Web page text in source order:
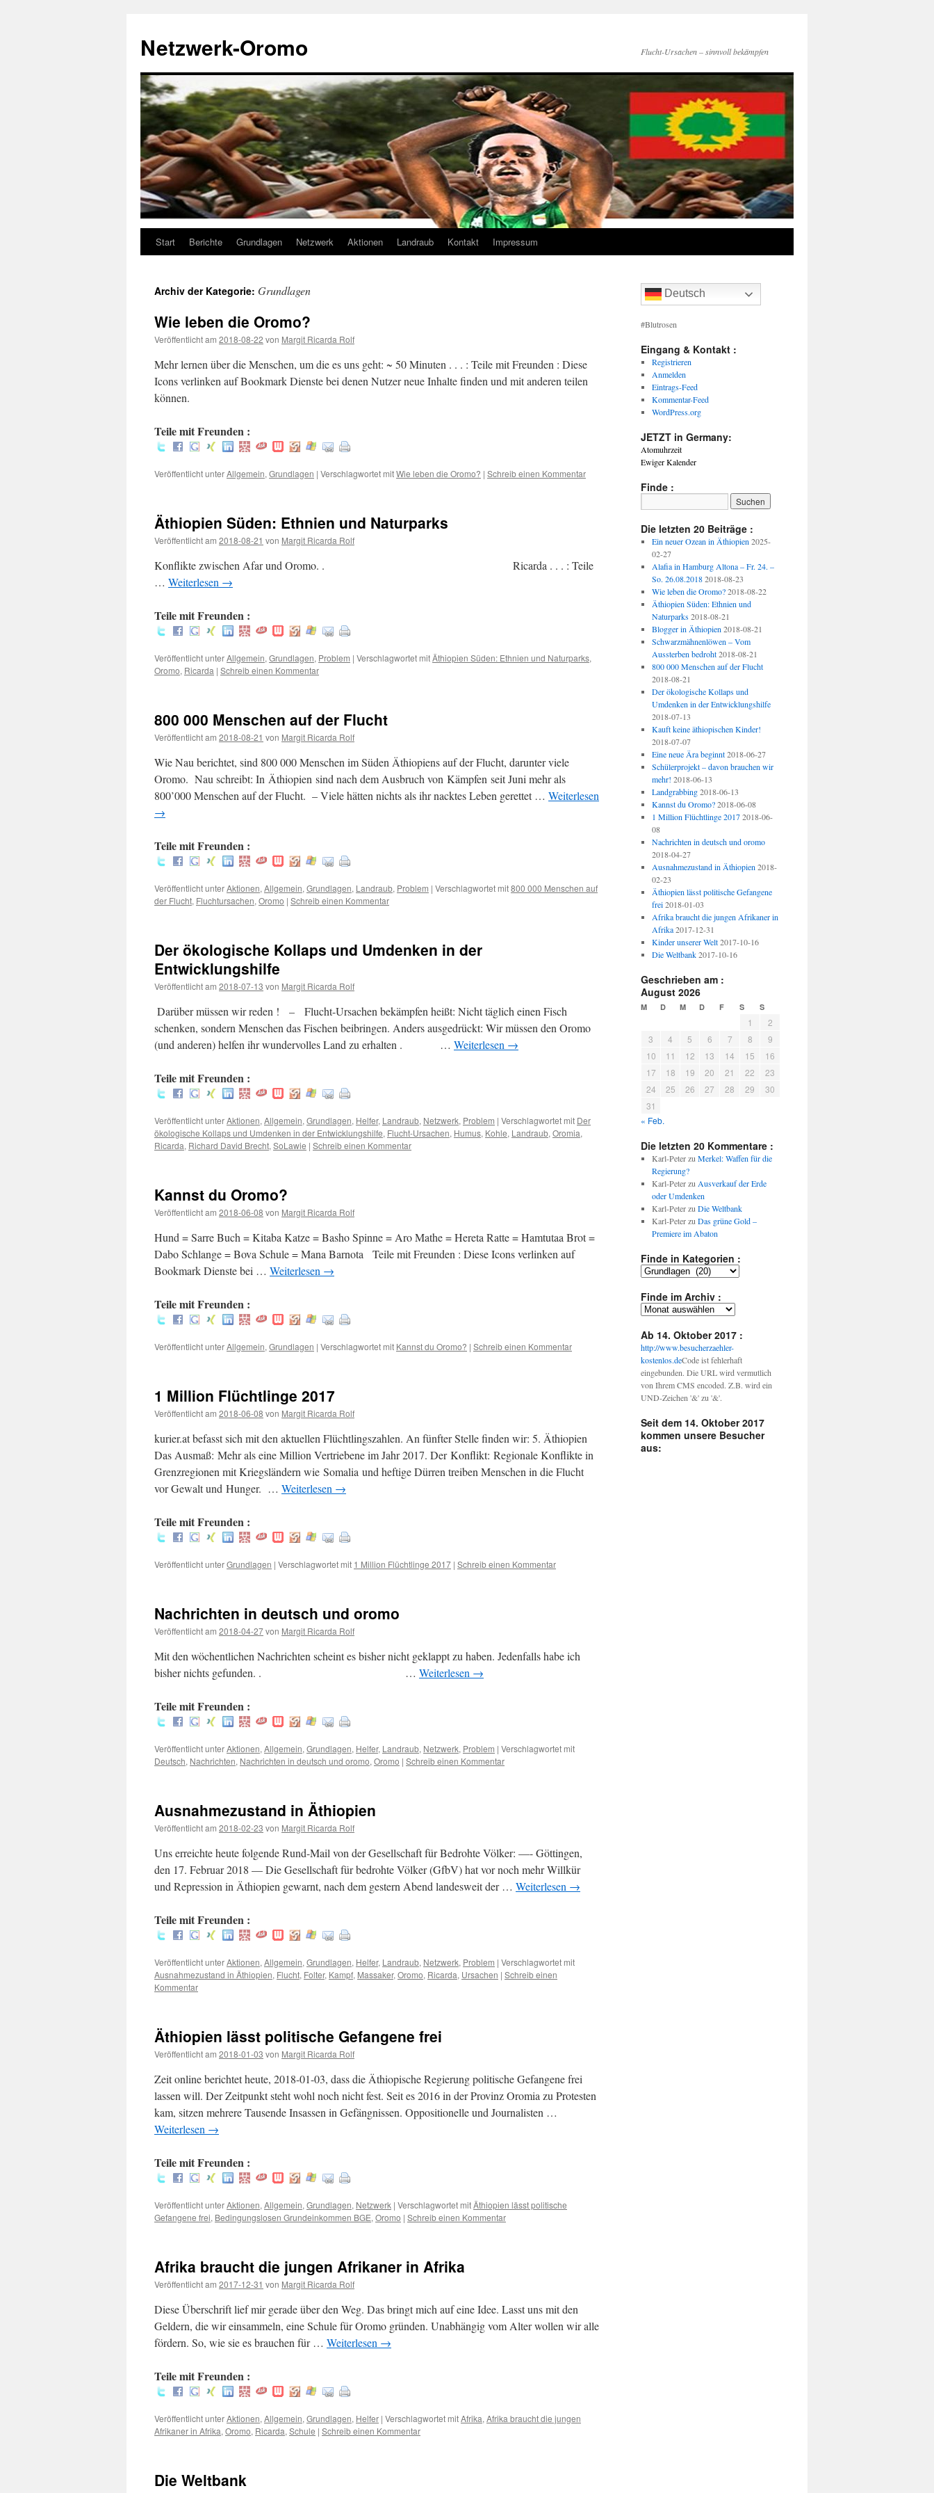
springen
Netzwerk-Oromo Flucht-Ursachen – sinnvoll bekämpfen
Start Berichte Grundlagen Netzwerk Aktionen Landraub Kontakt Impressum
Archiv der Kategorie: Grundlagen
Wie leben die Oromo?
Veröffentlicht am 2018-08-22 von Margit Ricarda Rolf
Mehr lernen über die Menschen, um die es uns geht: ~ 50 Minuten . . . : Teile mit Freunden : Diese
Icons verlinken auf Bookmark Dienste bei denen Nutzer neue Inhalte finden und mit anderen teilen
können.
Teile mit Freunden :
Veröffentlicht unterAllgemein, Grundlagen | Verschlagwortet mitWie leben die Oromo? | Schreib einen Kommentar
Äthiopien Süden: Ethnien und Naturparks
Veröffentlicht am 2018-08-21 von Margit Ricarda Rolf
Konflikte zwischen Afar und Oromo. . Ricarda . . . : Teile
… Weiterlesen →
Teile mit Freunden :
Veröffentlicht unterAllgemein, Grundlagen, Problem | Verschlagwortet mitÄthiopien Süden: Ethnien und Naturparks,
Oromo, Ricarda | Schreib einen Kommentar
800 000 Menschen auf der Flucht
Veröffentlicht am 2018-08-21 von Margit Ricarda Rolf
Wie Nau berichtet, sind 800 000 Menschen im Süden Äthiopiens auf der Flucht, darunter viele
Oromo. Nau schreibt: In Äthiopien sind nach dem Ausbruch von Kämpfen seit Juni mehr als
800’000 Menschen auf der Flucht. – Viele hätten nichts als ihr nacktes Leben gerettet … Weiterlesen
→
Teile mit Freunden :
Veröffentlicht unterAktionen, Allgemein, Grundlagen, Landraub, Problem | Verschlagwortet mit800 000 Menschen auf
der Flucht, Fluchtursachen, Oromo | Schreib einen Kommentar
Der ökologische Kollaps und Umdenken in der
Entwicklungshilfe
Veröffentlicht am 2018-07-13 von Margit Ricarda Rolf
Darüber müssen wir reden ! – Flucht-Ursachen bekämpfen heißt: Nicht täglich einen Fisch
schenken, sondern Menschen das Fischen beibringen. Anders ausgedrückt: Wir müssen den Oromo
(und anderen) helfen ihr wundervolles Land zu erhalten . … Weiterlesen →
Teile mit Freunden :
Veröffentlicht unterAktionen, Allgemein, Grundlagen, Helfer, Landraub, Netzwerk, Problem | Verschlagwortet mit Der
ökologische Kollaps und Umdenken in der Entwicklungshilfe, Flucht-Ursachen, Humus, Kohle, Landraub, Oromia,
Ricarda, Richard David Brecht, SoLawie | Schreib einen Kommentar
Kannst du Oromo?
Veröffentlicht am 2018-06-08 von Margit Ricarda Rolf
Hund = Sarre Buch = Kitaba Katze = Basho Spinne = Aro Mathe = Hereta Ratte = Hamtutaa Brot =
Dabo Schlange = Bova Schule = Mana Barnota Teile mit Freunden : Diese Icons verlinken auf
Bookmark Dienste bei … Weiterlesen →
Teile mit Freunden :
Veröffentlicht unterAllgemein, Grundlagen | Verschlagwortet mit Kannst du Oromo? | Schreib einen Kommentar
1 Million Flüchtlinge 2017
Veröffentlicht am 2018-06-08 von Margit Ricarda Rolf
kurier.at befasst sich mit den aktuellen Flüchtlingszahlen. An fünfter Stelle finden wir: 5. Äthiopien
Das Ausmaß: Mehr als eine Million Vertriebene im Jahr 2017. Der Konflikt: Regionale Konflikte in
Grenzregionen mit Kriegsländern wie Somalia und heftige Dürren treiben Menschen in die Flucht
vor Gewalt und Hunger. … Weiterlesen →
Teile mit Freunden :
Veröffentlicht unterGrundlagen | Verschlagwortet mit 1 Million Flüchtlinge 2017 | Schreib einen Kommentar
Nachrichten in deutsch und oromo
Veröffentlicht am 2018-04-27von Margit Ricarda Rolf
Mit den wöchentlichen Nachrichten scheint es bisher nicht geklappt zu haben. Jedenfalls habe ich
bisher nichts gefunden. . … Weiterlesen →
Teile mit Freunden :
Veröffentlicht unterAktionen, Allgemein, Grundlagen, Helfer, Landraub, Netzwerk, Problem | Verschlagwortet mit
Deutsch, Nachrichten, Nachrichten in deutsch und oromo, Oromo | Schreib einen Kommentar
Ausnahmezustand in Äthiopien
Veröffentlicht am 2018-02-23 von Margit Ricarda Rolf
Uns erreichte heute folgende Rund-Mail von der Gesellschaft für Bedrohte Völker: —- Göttingen,
den 17. Februar 2018 — Die Gesellschaft für bedrohte Völker (GfbV) hat vor noch mehr Willkür
und Repression in Äthiopien gewarnt, nach dem gestern Abend landesweit der … Weiterlesen →
Teile mit Freunden :
Veröffentlicht unterAktionen, Allgemein, Grundlagen, Helfer, Landraub, Netzwerk, Problem | Verschlagwortet mit
Ausnahmezustand in Äthiopien, Flucht, Folter, Kampf, Massaker, Oromo, Ricarda, Ursachen | Schreib einen
Kommentar
Äthiopien lässt politische Gefangene frei
Veröffentlicht am 2018-01-03 von Margit Ricarda Rolf
Zeit online berichtet heute, 2018-01-03, dass die Äthiopische Regierung politische Gefangene frei
lassen will. Der Zeitpunkt steht wohl noch nicht fest. Seit es 2016 in der Provinz Oromia zu Protesten
kam, sitzen mehrere Tausende Insassen in Gefängnissen. Oppositionelle und Journalisten …
Weiterlesen →
Teile mit Freunden :
Veröffentlicht unterAktionen, Allgemein, Grundlagen, Netzwerk | Verschlagwortet mitÄthiopien lässt politische
Gefangene frei, Bedingungslosen Grundeinkommen BGE, Oromo | Schreib einen Kommentar
Afrika braucht die jungen Afrikaner in Afrika
Veröffentlicht am 2017-12-31 von Margit Ricarda Rolf
Diese Überschrift lief mir gerade über den Weg. Das bringt mich auf eine Idee. Lasst uns mit den
Geldern, die wir einsammeln, eine Schule für Oromo gründen. Unabhängig vom Alter wollen wir alle
fördern. So, wie sie es brauchen für … Weiterlesen →
Teile mit Freunden :
Veröffentlicht unterAktionen, Allgemein, Grundlagen, Helfer | Verschlagwortet mitAfrika, Afrika braucht die jungen
Afrikaner in Afrika, Oromo, Ricarda, Schule | Schreib einen Kommentar
Die Weltbank
Deutsch
#Blutrosen
Eingang & Kontakt :
Registrieren
Anmelden
Eintrags-Feed
Kommentar-Feed
WordPress.org
JETZT in Germany:
Atomuhrzeit
Ewiger Kalender
Finde :
Die letzten 20 Beiträge :
Ein neuer Ozean in Äthiopien 2025-
02-27
Alafia in Hamburg Altona – Fr. 24. –
So. 26.08.2018 2018-08-23
Wie leben die Oromo? 2018-08-22
Äthiopien Süden: Ethnien und
Naturparks 2018-08-21
Blogger in Äthiopien 2018-08-21
Schwarzmähnenlöwen – Vom
Aussterben bedroht 2018-08-21
800 000 Menschen auf der Flucht
2018-08-21
Der ökologische Kollaps und
Umdenken in der Entwicklungshilfe
2018-07-13
Kauft keine äthiopischen Kinder!
2018-07-07
Eine neue Ära beginnt 2018-06-27
Schülerprojekt – davon brauchen wir
mehr! 2018-06-13
Landgrabbing 2018-06-13
Kannst du Oromo? 2018-06-08
1 Million Flüchtlinge 2017 2018-06-
08
Nachrichten in deutsch und oromo
2018-04-27
Ausnahmezustand in Äthiopien 2018-
02-23
Äthiopien lässt politische Gefangene
frei 2018-01-03
Afrika braucht die jungen Afrikaner in
Afrika 2017-12-31
Kinder unserer Welt 2017-10-16
Die Weltbank 2017-10-16
Geschrieben am :
August 2026
M D M D F S S
1
2
3
4 5 6 7 8
9
10
11 12 13 14 15
16
17
18 19 20 21 22
23
24
25 26 27 28 29
30
31
« Feb.
Die letzten 20 Kommentare :
Karl-Peterzu Merkel: Waffen für die
Regierung?
Karl-Peterzu Ausverkauf der Erde
oder Umdenken
Karl-Peterzu Die Weltbank
Karl-Peterzu Das grüne Gold –
Premiere im Abaton
Finde in Kategorien :
Finde
Kategorien
Finde im Archiv :
Finde
Archiv
:
Ab 14. Oktober 2017 :
http://www.besucherzaehler-
kostenlos.deCode ist fehlerhaft
eingebunden. Die URL wird vermutlich
von Ihrem CMS encoded. Z.B. wird ein
UND-Zeichen '&' zu '&'.
Seit dem 14. Oktober 2017
kommen unsere Besucher
aus: